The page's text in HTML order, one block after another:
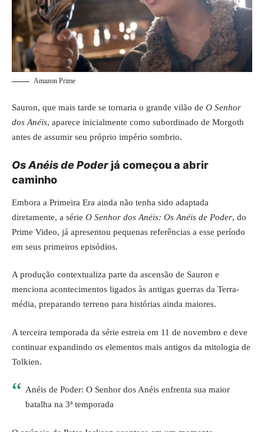
Amazon Prime
Sauron, que mais tarde se tornaria o grande vilão de O Senhor
dos Anéis, aparece inicialmente como subordinado de Morgoth
antes de assumir seu próprio império sombrio.
Os Anéis de Poder já começou a abrir
caminho
Embora a Primeira Era ainda não tenha sido adaptada
diretamente, a série O Senhor dos Anéis: Os Anéis de Poder, do
Prime Video, já apresentou pequenas referências a esse período
em seus primeiros episódios.
A produção contextualiza parte da ascensão de Sauron e
menciona acontecimentos ligados às antigas guerras da Terra-
média, preparando terreno para histórias ainda maiores.
A terceira temporada da série estreia em 11 de novembro e deve
continuar expandindo os elementos mais antigos da mitologia de
Tolkien.
Anéis de Poder: O Senhor dos Anéis enfrenta sua maior
batalha na 3ª temporada